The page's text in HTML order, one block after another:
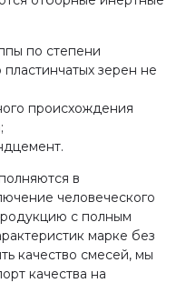
по степени
зерен не
происхождения
в
человеческого
с полным
марке без
качество смесей, мы
качества на